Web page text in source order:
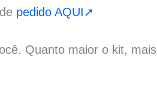
pedido AQUI➚
Quanto maior o kit, mais